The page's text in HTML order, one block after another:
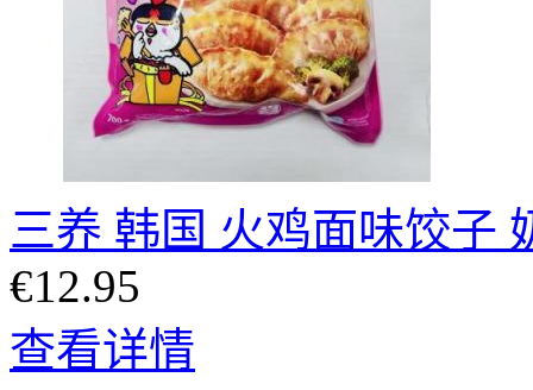
三养 韩国 火鸡面味饺子
€12.95
查看详情